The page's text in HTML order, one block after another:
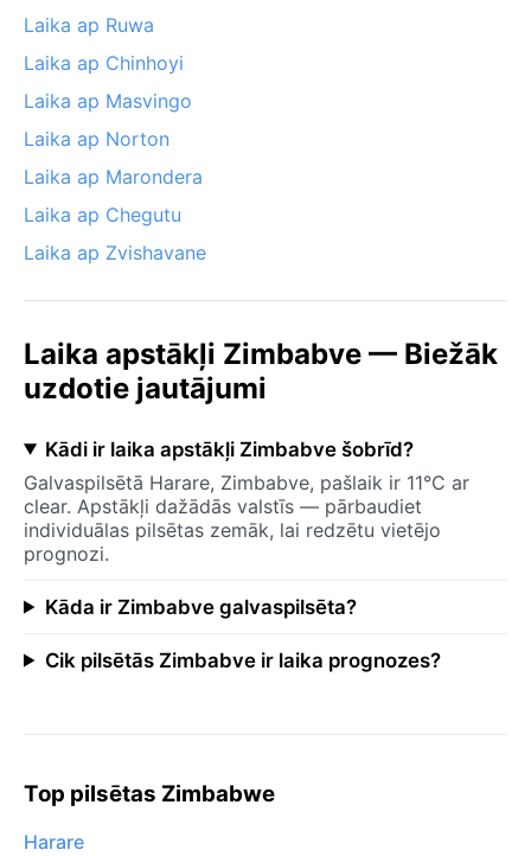
Laika ap Ruwa
Laika ap Chinhoyi
Laika ap Masvingo
Laika ap Norton
Laika ap Marondera
Laika ap Chegutu
Laika ap Zvishavane
Laika apstākļi Zimbabve — Biežāk
uzdotie jautājumi
Kādi ir laika apstākļi Zimbabve šobrīd?
Galvaspilsētā Harare, Zimbabve, pašlaik ir 11°C ar
clear. Apstākļi dažādās valstīs — pārbaudiet
individuālas pilsētas zemāk, lai redzētu vietējo
prognozi.
Kāda ir Zimbabve galvaspilsēta?
Cik pilsētās Zimbabve ir laika prognozes?
Top pilsētas Zimbabwe
Harare